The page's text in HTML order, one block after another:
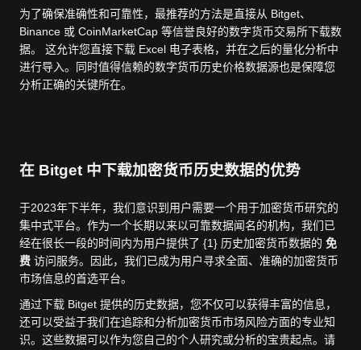
为了确保准确性和可靠性，最推荐的方法是直接从 Bitget、
Binance 或 CoinMarketCap 等信誉良好的数字货币交易所下载数
据。 这允许您直接下载 Excel 电子表格，并在之后的量化分析中
进行导入。同时值得信赖的数字货币历史价格数据源也是保障您
分析正确的关键所在。
在 Bitget 中下载加密货币历史数据的优势
于2023年下半年，我们意识到用户需要一个用于加密货币研究的
集中式平台。作为一个长期以来以可靠数据闻名的机构，我们已
经在很长一段的时间内为用户提供了 {1} 历史加密货币数据的 免
费 访问服务。
因此，我们已成为用户寻求全面、准确的加密货币
市场信息的首选平台。
通过下载 Bitget 提供的历史数据，您不仅可以获得丰富的信息，
还可以受益于我们在追踪和分析加密货币市场风险方面的专业知
识。这些数据可以作为您自己的个人研究或分析的宝贵起点。请